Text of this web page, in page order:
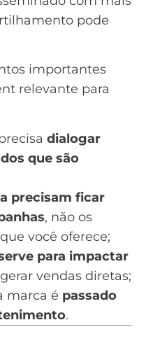
pode
importantes
relevante para
dialogar
que são
precisam ficar
, não os
você oferece;
para impactar
vendas diretas;
marca é passado
.